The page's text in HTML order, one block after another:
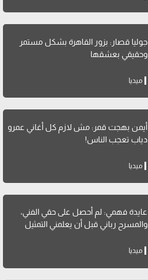
جوليا قصار: بزور القاهرة بشكل مستمر
وحقيقي بعشقها
ميديا
أيمن بهجت قمر: مش لازم كل أغاني عمرو
دياب تعجب الناس!
ميديا
عايدة فهمي: لم أحصل على حقي الفني،
والمسرح رباني قبل أن يعلمني التمثيل
ميديا